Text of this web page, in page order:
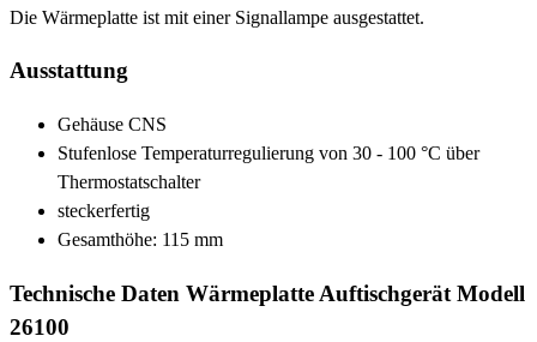
Die Wärmeplatte ist mit einer Signallampe ausgestattet.
Ausstattung
Gehäuse CNS
Stufenlose Temperaturregulierung von 30 - 100 °C über
Thermostatschalter
steckerfertig
Gesamthöhe: 115 mm
Technische Daten Wärmeplatte Auftischgerät Modell
26100